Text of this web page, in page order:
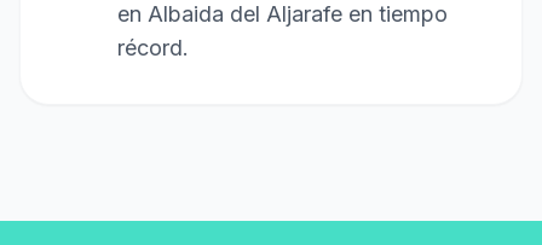
en Albaida del Aljarafe en tiempo
récord.